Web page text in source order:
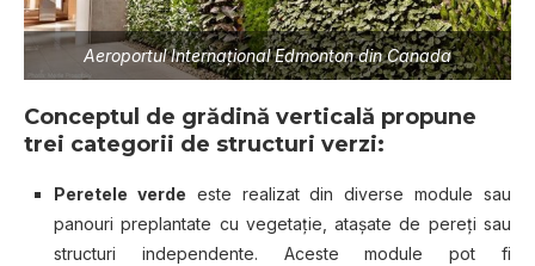
Aeroportul Internaţional Edmonton din Canada
Conceptul de grădină verticală propune
trei categorii de structuri verzi:
Peretele verde este realizat din diverse module sau
panouri preplantate cu vegetaţie, ataşate de pereţi sau
structuri independente. Aceste module pot fi